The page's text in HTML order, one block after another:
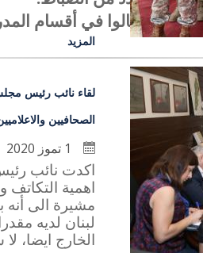
وجالوا في أقسام
المزيد
لقاء نائب رئيس
الصحافيين
اكدت نائب
اهمية
مشيرة الى أنه
لبنان لديه
الخارج ايضا،